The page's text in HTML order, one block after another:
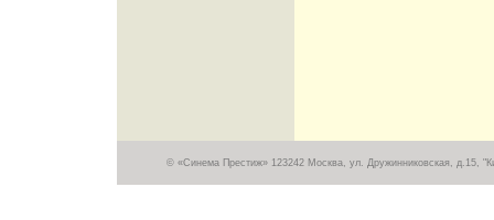
© «Синема Престиж» 123242 Москва, ул. Дружинниковская, д.15,